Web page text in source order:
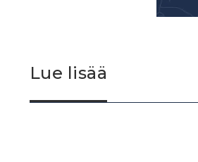
Lue lisää